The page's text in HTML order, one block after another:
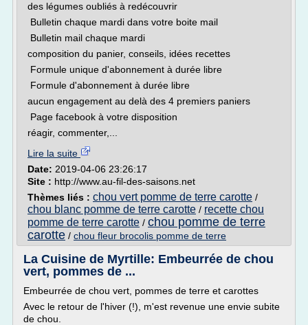
des légumes oubliés à redécouvrir
Bulletin chaque mardi dans votre boite mail
Bulletin mail chaque mardi
composition du panier, conseils, idées recettes
Formule unique d'abonnement à durée libre
Formule d'abonnement à durée libre
aucun engagement au delà des 4 premiers paniers
Page facebook à votre disposition
réagir, commenter,...
Lire la suite
Date: 2019-04-06 23:26:17
Site : http://www.au-fil-des-saisons.net
Thèmes liés : chou vert pomme de terre carotte /
chou blanc pomme de terre carotte / recette chou
pomme de terre carotte / chou pomme de terre
carotte / chou fleur brocolis pomme de terre
La Cuisine de Myrtille: Embeurrée de chou
vert, pommes de ...
Embeurrée de chou vert, pommes de terre et carottes
Avec le retour de l'hiver (!), m'est revenue une envie subite
de chou.